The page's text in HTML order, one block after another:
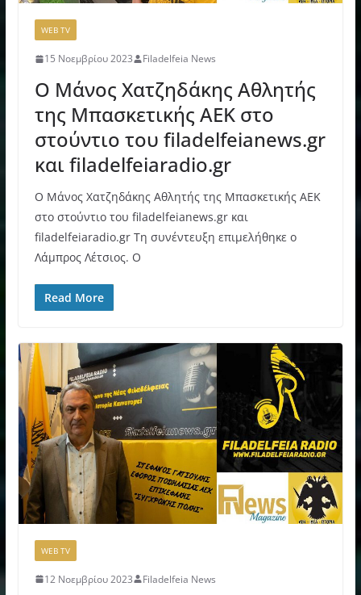
WEB TV
15 Νοεμβρίου 2023 Filadelfeia News
Ο Μάνος Χατζηδάκης Αθλητής
της Μπασκετικής ΑΕΚ στο
στούντιο του filadelfeianews.gr
και filadelfeiaradio.gr
Ο Μάνος Χατζηδάκης Αθλητής της Μπασκετικής ΑΕΚ
στο στούντιο του filadelfeianews.gr και
filadelfeiaradio.gr Τη συνέντευξη επιμελήθηκε ο
Λάμπρος Λέτσιος. Ο
Read More
WEB TV
12 Νοεμβρίου 2023 Filadelfeia News